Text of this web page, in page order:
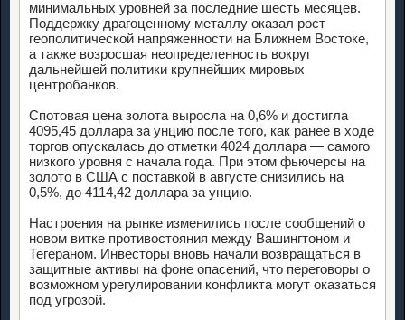
минимальных уровней за последние шесть месяцев.
Поддержку драгоценному металлу оказал рост
геополитической напряженности на Ближнем Востоке,
а также возросшая неопределенность вокруг
дальнейшей политики крупнейших мировых
центробанков.
Спотовая цена золота выросла на 0,6% и достигла
4095,45 доллара за унцию после того, как ранее в ходе
торгов опускалась до отметки 4024 доллара — самого
низкого уровня с начала года. При этом фьючерсы на
золото в США с поставкой в августе снизились на
0,5%, до 4114,42 доллара за унцию.
Настроения на рынке изменились после сообщений о
новом витке противостояния между Вашингтоном и
Тегераном. Инвесторы вновь начали возвращаться в
защитные активы на фоне опасений, что переговоры о
возможном урегулировании конфликта могут оказаться
под угрозой.